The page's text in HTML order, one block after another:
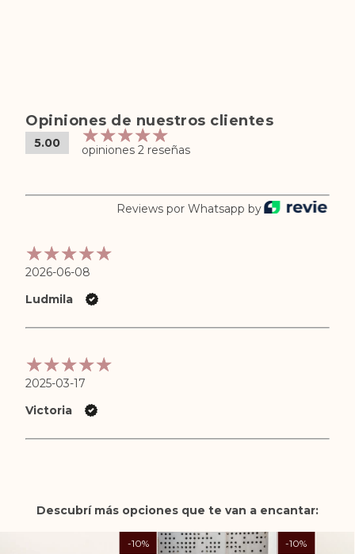
Opiniones de nuestros clientes
5.00 opiniones 2 reseñas
Reviews por Whatsapp by
2026-06-08
Ludmila
2025-03-17
Victoria
Descubrí más opciones que te van a encantar:
-10% -10%